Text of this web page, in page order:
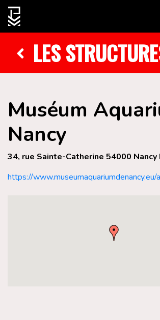
LES
Muséum
Nancy
34, rue Sainte-Catherine 54000 Nancy
https://www.museumaquariumdenancy.eu/